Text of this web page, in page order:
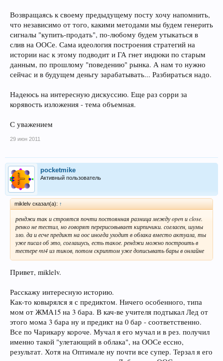
Возвращаясь к своему предыдущему посту хочу напомнить,
что независимо от того, какими методами мы будем генерить
сигналы "купить-продать", по-любому будем утыкаться в
слив на ООСе. Сама идеология построения стратегий на
истории нас к этому подводит и ГА гнет индюки по старым
данным, по прошлому "поведению" рынка. А нам то нужно
сейчас и в будущем деньгу зарабатывать... Разбираться надо.
Надеюсь на интересную дискуссию. Еще раз сорри за
корявость изложения - тема объемная.
С уважением
29 июн 2011
pocketmike
Активный пользователь
miklelv сказал(а): ↑
ренджи так и строятся почти постоянная разница между open и close.
ренко не тестил, но говорят перерисовывает кирпичики. согласен, шумы
зло. да и есче предикт на оос иногда уходит в облака вместо актуала, ты
уже писал об это, соглашусь, есть такое. ренджи можно построить в
тестере mt4 из тиков, потом скриптом уже дописывать бары в онлайне
Привет, miklelv.
Расскажу интересную историю.
Как-то ковырялся я с предиктом. Ничего особенного, типа
мом от ЖМА15 на 3 бара. В кач-ве учителя подтыкал Лед от
этого мома 3 бара ну и предикт на 0 бар - соответственно.
Все по Чарикару короче. Мучал я его мучал и в рез. получил
именно такой "улетающий в облака", на ООСе ессно,
результат. Хотя на Оптимале ну почти все супер. Терзал я его